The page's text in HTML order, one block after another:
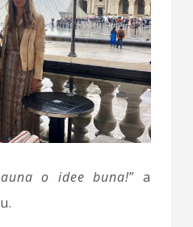
o idee buna!” a